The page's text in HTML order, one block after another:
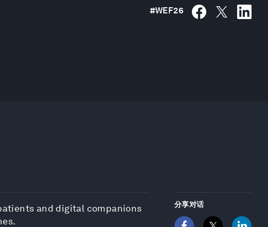
#WEF26
and digital companions
分享对话